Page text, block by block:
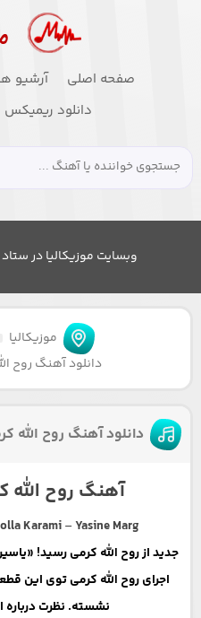
صفحه اصلی آرشیو
دانلود ریمیکس
وبسایت موزیکالیا در
موزیکالیا
دانلود آهنگ روح
دانلود آهنگ روح الله
آهنگ روح الله
Karami–Yasine Marg
جدید از روح الله کرمی رسید!
اجرای روح الله کرمی توی
نشسته. نظرت